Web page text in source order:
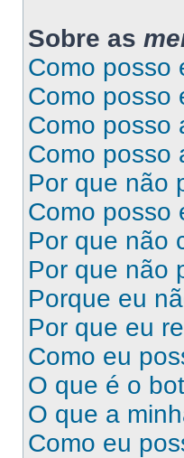
Sobre as
Como posso
Como posso
Como posso
Como posso
Por que não
Como posso
Por que não
Por que não
Porque eu
Por que eu
Como eu
O que é o
O que a
Como eu